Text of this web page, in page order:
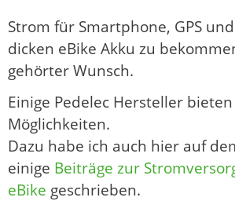
Strom für Smartphone, GPS
dicken eBike Akku zu
gehörter Wunsch.
Einige Pedelec Hersteller
Möglichkeiten.
Dazu habe ich auch hier auf
einige Beiträge zur
eBike geschrieben.